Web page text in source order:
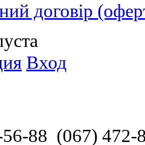
договір
Вход
88 (067) 472-